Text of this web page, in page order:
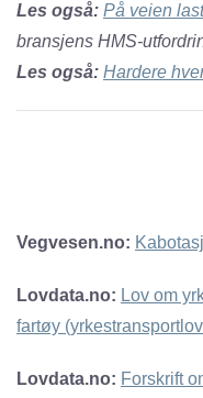
Les også: På veien
bransjens HMS-
Les også: Hardere
Vegvesen.no:
Lovdata.no: Lov om
fartøy
Lovdata.no: Forskrift